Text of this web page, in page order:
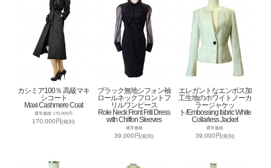
カシミア100％ 高級マキ
シコート
Maxi Cashmere Coat
通常価格 170,000円
170,000円(税別)
ブラック無地シフォン袖
ロールネックフロントフ
リルワンピース
Role Neck Front Frill Dress
with Chiffon Sleeves
通常価格
39,000円(税別)
エレガントなエンボス加
工生地のホワイトノーカ
ラージャケッ
ト/Embossing fabric White
Collarless Jacket
通常価格
39,000円(税別)